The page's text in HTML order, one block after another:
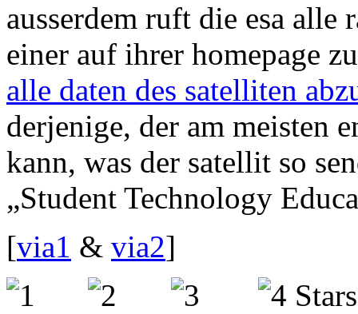
ausserdem ruft die esa
einer auf ihrer homepage
alle daten des satelliten
derjenige, der am meisten
kann, was der satellit so
„Student Technology
[via1 & via2]